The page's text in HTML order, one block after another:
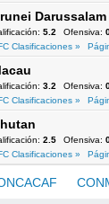
Darussalam
5.2 Ofensiva:
Clasificaciones »
3.2 Ofensiva:
Clasificaciones »
2.5 Ofensiva:
Clasificaciones »